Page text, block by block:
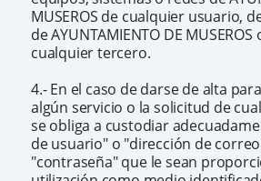
MUSEROS de cualquier usuario,
de AYUNTAMIENTO DE
cualquier tercero.
4.- En el caso de darse de alta
algún servicio o la solicitud de
se obliga a custodiar
de usuario" o "dirección de
"contraseña" que le sean